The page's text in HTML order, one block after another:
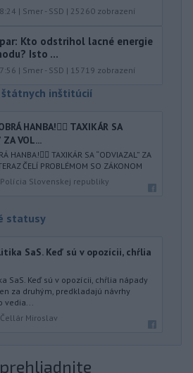
| Smer - SSD | 25260 zobrazení
Kto odstrihol lacné energie
Isto ...
| Smer - SSD | 15719 zobrazení
inštitúcií
HANBA!🤦‍♂️ TAXIKÁR SA
ZA VOL...
HANBA!🤦‍♂️ TAXIKÁR SA “ODVIAZAL” ZA
ČELÍ PROBLÉMOM SO ZÁKONOM
Polícia Slovenskej republiky
statusy
SaS. Keď sú v opozícii, chŕlia
SaS. Keď sú v opozícii, chŕlia nápady
za druhým, predkladajú návrhy
vedia...
Čellár Miroslav